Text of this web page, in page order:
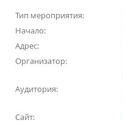
Тип мероприятия:
Начало:
Адрес:
Организатор:
Аудитория:
Сайт: